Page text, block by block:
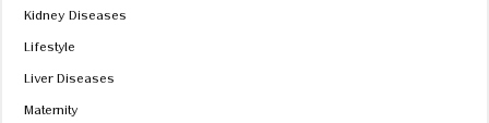
Kidney Diseases
Lifestyle
Liver Diseases
Maternity